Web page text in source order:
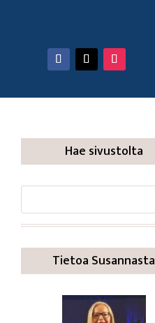
Hae sivustolta
Tietoa Susannasta